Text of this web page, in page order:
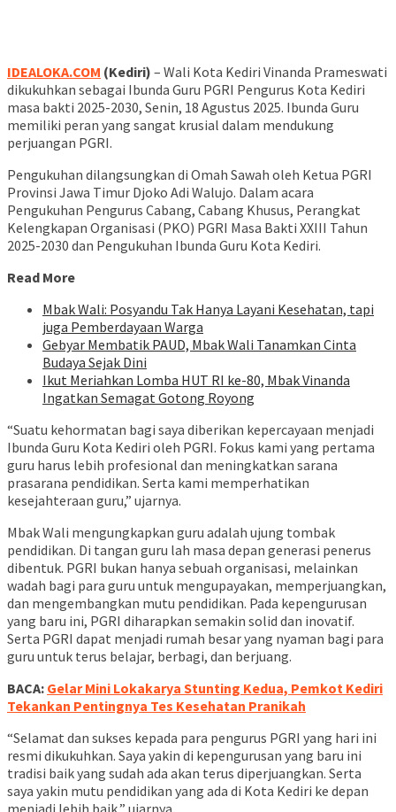
IDEALOKA.COM (Kediri) – Wali Kota Kediri Vinanda Prameswati
dikukuhkan sebagai Ibunda Guru PGRI Pengurus Kota Kediri
masa bakti 2025-2030, Senin, 18 Agustus 2025. Ibunda Guru
memiliki peran yang sangat krusial dalam mendukung
perjuangan PGRI.
Pengukuhan dilangsungkan di Omah Sawah oleh Ketua PGRI
Provinsi Jawa Timur Djoko Adi Walujo. Dalam acara
Pengukuhan Pengurus Cabang, Cabang Khusus, Perangkat
Kelengkapan Organisasi (PKO) PGRI Masa Bakti XXIII Tahun
2025-2030 dan Pengukuhan Ibunda Guru Kota Kediri.
Read More
Mbak Wali: Posyandu Tak Hanya Layani Kesehatan, tapi
juga Pemberdayaan Warga
Gebyar Membatik PAUD, Mbak Wali Tanamkan Cinta
Budaya Sejak Dini
Ikut Meriahkan Lomba HUT RI ke-80, Mbak Vinanda
Ingatkan Semagat Gotong Royong
“Suatu kehormatan bagi saya diberikan kepercayaan menjadi
Ibunda Guru Kota Kediri oleh PGRI. Fokus kami yang pertama
guru harus lebih profesional dan meningkatkan sarana
prasarana pendidikan. Serta kami memperhatikan
kesejahteraan guru,” ujarnya.
Mbak Wali mengungkapkan guru adalah ujung tombak
pendidikan. Di tangan guru lah masa depan generasi penerus
dibentuk. PGRI bukan hanya sebuah organisasi, melainkan
wadah bagi para guru untuk mengupayakan, memperjuangkan,
dan mengembangkan mutu pendidikan. Pada kepengurusan
yang baru ini, PGRI diharapkan semakin solid dan inovatif.
Serta PGRI dapat menjadi rumah besar yang nyaman bagi para
guru untuk terus belajar, berbagi, dan berjuang.
BACA: Gelar Mini Lokakarya Stunting Kedua, Pemkot Kediri
Tekankan Pentingnya Tes Kesehatan Pranikah
“Selamat dan sukses kepada para pengurus PGRI yang hari ini
resmi dikukuhkan. Saya yakin di kepengurusan yang baru ini
tradisi baik yang sudah ada akan terus diperjuangkan. Serta
saya yakin mutu pendidikan yang ada di Kota Kediri ke depan